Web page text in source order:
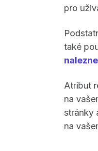
pro
také
Atribut
na
stránky
na